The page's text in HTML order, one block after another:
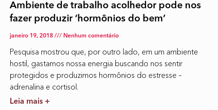
Ambiente de trabalho acolhedor pode nos
fazer produzir ‘hormônios do bem’
janeiro 19, 2018 Nenhum comentário
Pesquisa mostrou que, por outro lado, em um ambiente
hostil, gastamos nossa energia buscando nos sentir
protegidos e produzimos hormônios do estresse –
adrenalina e cortisol.
Leia mais +